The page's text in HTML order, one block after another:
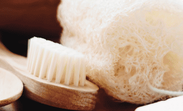
מפתיעים עם toMixcard – מתנה מקורית, עדכנית והכי חווייתית שיש!